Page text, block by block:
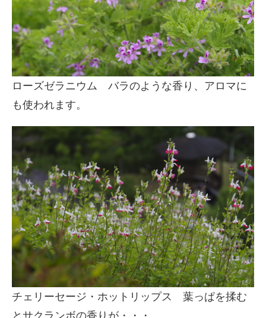
ローズゼラニウム バラのような香り、アロマに
も使われます。
チェリーセージ・ホットリップス 葉っぱを揉む
とサクランボの香りが・・・